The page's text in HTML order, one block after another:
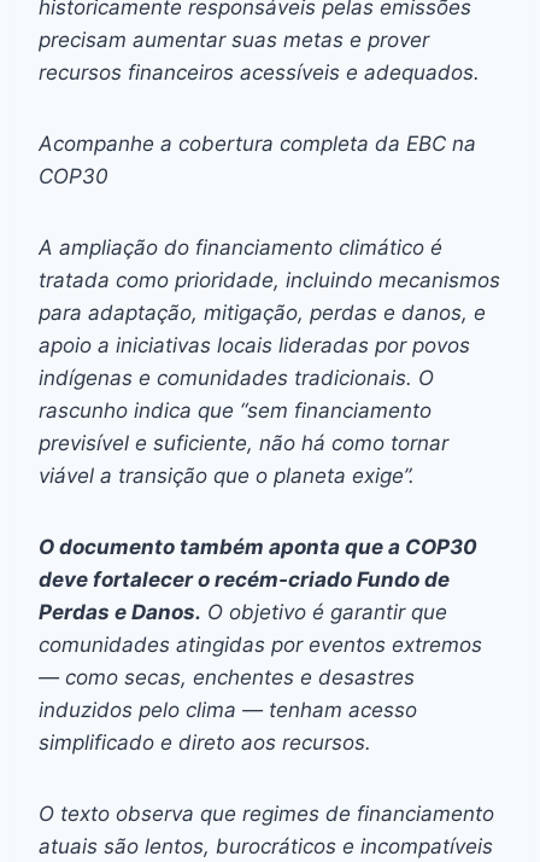
historicamente responsáveis pelas emissões
precisam aumentar suas metas e prover
recursos financeiros acessíveis e adequados.
Acompanhe a cobertura completa da EBC na
COP30
A ampliação do financiamento climático é
tratada como prioridade, incluindo mecanismos
para adaptação, mitigação, perdas e danos, e
apoio a iniciativas locais lideradas por povos
indígenas e comunidades tradicionais. O
rascunho indica que “sem financiamento
previsível e suficiente, não há como tornar
viável a transição que o planeta exige”.
O documento também aponta que a COP30
deve fortalecer o recém-criado Fundo de
Perdas e Danos. O objetivo é garantir que
comunidades atingidas por eventos extremos
— como secas, enchentes e desastres
induzidos pelo clima — tenham acesso
simplificado e direto aos recursos.
O texto observa que regimes de financiamento
atuais são lentos, burocráticos e incompatíveis